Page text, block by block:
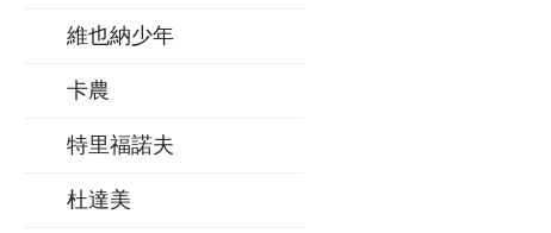
維也納少年
卡農
特里福諾夫
杜達美